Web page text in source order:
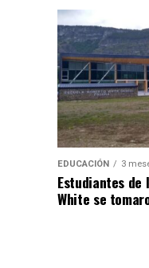
EDUCACIÓN 3
Estudiantes de
White se